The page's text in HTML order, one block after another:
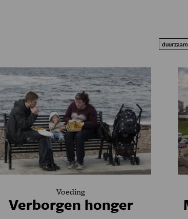
Voeding
Verborgen honger